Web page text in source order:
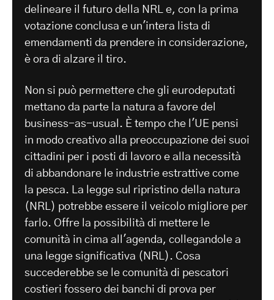
delineare il futuro della NRL e, con la prima
votazione conclusa e un'intera lista di
emendamenti da prendere in considerazione,
è ora di alzare il tiro.
Non si può permettere che gli eurodeputati
mettano da parte la natura a favore del
business-as-usual. È tempo che l'UE pensi
in modo creativo alla preoccupazione dei suoi
cittadini per i posti di lavoro e alla necessità
di abbandonare le industrie estrattive come
la pesca. La legge sul ripristino della natura
(NRL) potrebbe essere il veicolo migliore per
farlo. Offre la possibilità di mettere le
comunità in cima all'agenda, collegandole a
una legge significativa (NRL). Cosa
succederebbe se le comunità di pescatori
costieri fossero dei banchi di prova per